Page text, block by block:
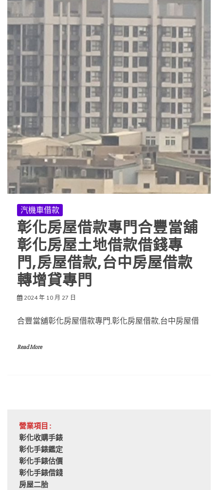
汽機車借款
彰化房屋借款專門合豐當舖
彰化房屋土地借款借錢專
門,房屋借款,台中房屋借款
轉增貸專門
2024 年 10 月 27 日
合豐當舖彰化房屋借款專門,彰化房屋借款,台中房屋借
Read More
營業項目:
彰化收購手錶
彰化手錶鑑定
彰化手錶估價
彰化手錶借錢
房屋二胎